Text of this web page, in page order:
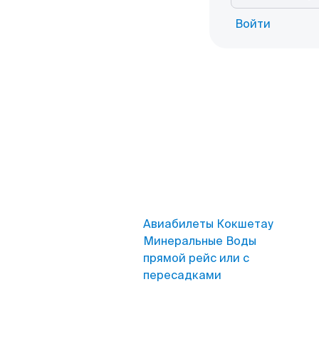
Войти
Авиабилеты Кокшетау
Минеральные Воды
прямой рейс или с
пересадками